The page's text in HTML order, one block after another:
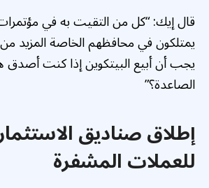
قال إيك: “كل من التقيت به في
يمتلكون في محافظهم الخاصة المزيد من
يجب أن أبيع البيتكوين إذا كنت أصدق
الصاعدة؟”
إطلاق صناديق
للعملات المشفرة